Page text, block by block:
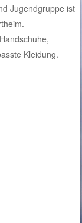
Jugendgruppe ist
Kleidung.